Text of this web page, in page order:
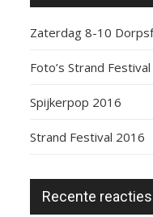
Zaterdag 8-10
Foto’s Strand
Spijkerpop 2016
Strand Festival 2016
Recente reacties